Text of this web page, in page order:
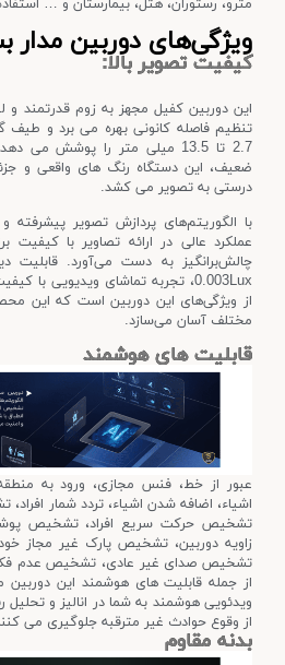
مترو، رستوران، هتل، بیمارستان و …
ویژگی‌های دوربین مدار
کیفیت تصویر بالا:
این دوربین کفیل مجهز به زوم قدرتمند و
تنظیم فاصله کانونی بهره می برد و طیف
2.7 تا 13.5 میلی متر را پوشش
ضعیف، این دستگاه رنگ های واقعی و
درستی به تصویر می کشد.
عملکرد عالی در ارائه تصاویر با کیفیت
چالش‌برانگیز به دست می‌آورد.
از ویژگی‌های این دوربین است که این
مختلف آسان می‌سازد.
قابلیت های هوشمند
عبور از خط، فنس مجازی، ورود به
اشیاء، اضافه شدن اشیاء، تردد شمار
تشخیص حرکت سریع افراد، تشخیص
زاویه دوربین، تشخیص پارک غیر مجاز
تشخیص صدای غیر عادی، تشخیص عدم
از جمله قابلیت های هوشمند این دوربین
ویدئویی هوشمند به شما در انالیز و
از وقوع حوادث غیر مترقبه جلوگیری می
بدنه مقاوم